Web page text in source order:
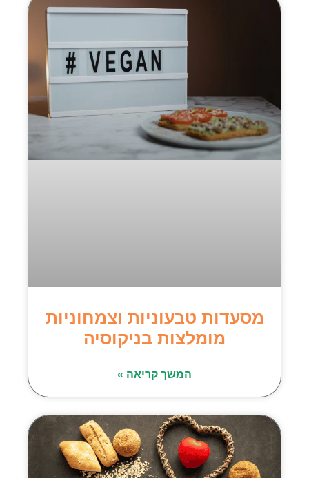
מסעדות טבעוניות וצמחוניות
מומלצות בניקוסיה
המשך קריאה »